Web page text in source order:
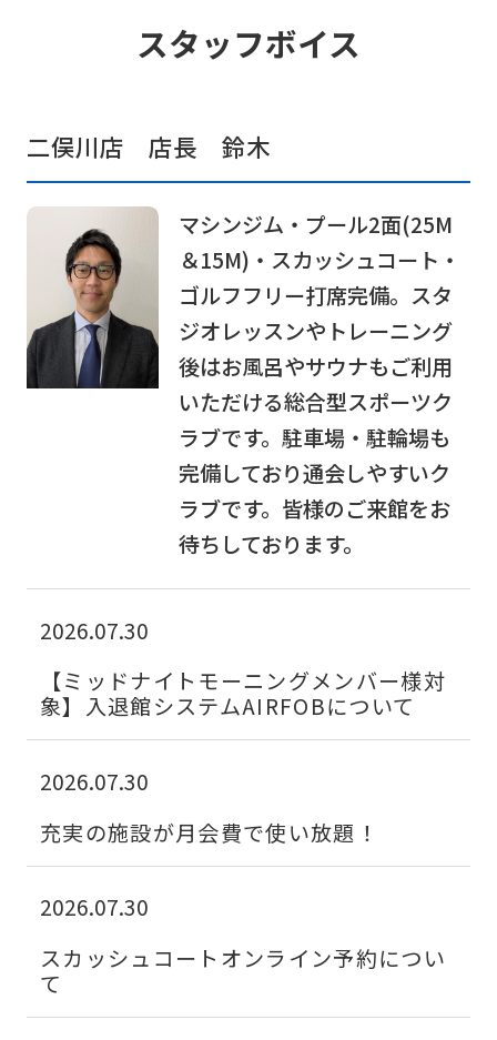
スタッフボイス
二俣川店 店長 鈴木
マシンジム・プール2面(25M
＆15M)・スカッシュコート・
ゴルフフリー打席完備。スタ
ジオレッスンやトレーニング
後はお風呂やサウナもご利用
いただける総合型スポーツク
ラブです。駐車場・駐輪場も
完備しており通会しやすいク
ラブです。皆様のご来館をお
待ちしております。
2026.07.30
【ミッドナイトモーニングメンバー様対
象】入退館システムAIRFOBについて
2026.07.30
充実の施設が月会費で使い放題！
2026.07.30
スカッシュコートオンライン予約につい
て
For
foreigners
Central
Sports
official
website
is
automatically
translated
into
English.
below
(start
to
return
top